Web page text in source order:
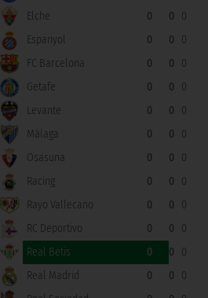
Elche 0 0
0
Espanyol 0 0
0
FC Barcelona 0 0
0
Getafe 0 0
0
Levante 0 0
0
Málaga 0 0
0
Osasuna 0 0
0
Racing 0 0
0
Rayo Vallecano 0 0
0
RC Deportivo 0 0
0
Real Betis 0 0
0
Real Madrid 0 0
0